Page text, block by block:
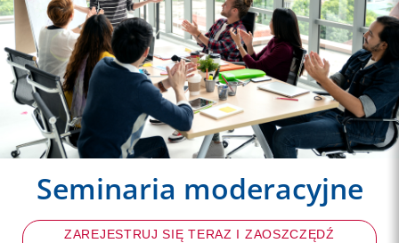
Seminaria moderacyjne
ZAREJESTRUJ SIĘ TERAZ I ZAOSZCZĘDŹ